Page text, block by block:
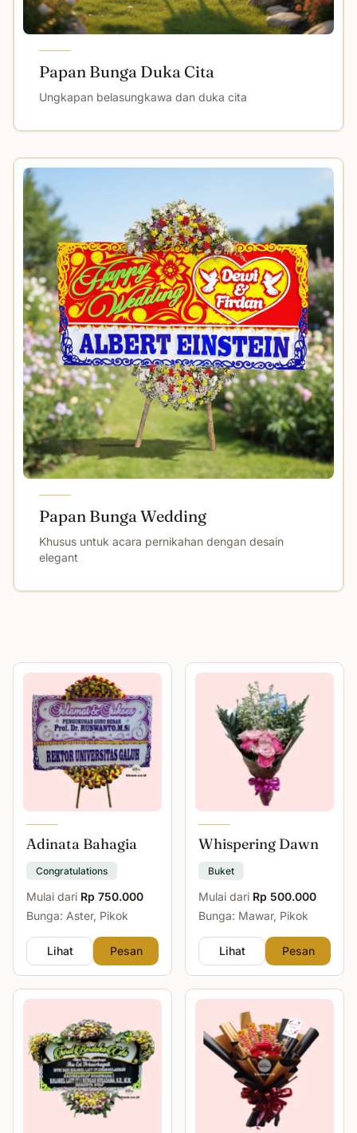
Papan Bunga Duka Cita
Ungkapan belasungkawa dan duka cita
Papan Bunga Wedding
Khusus untuk acara pernikahan dengan desain
elegant
Adinata Bahagia
Congratulations
Mulai dari Rp 750.000
Bunga: Aster, Pikok
Lihat Pesan
Whispering Dawn
Buket
Mulai dari Rp 500.000
Bunga: Mawar, Pikok
Lihat Pesan